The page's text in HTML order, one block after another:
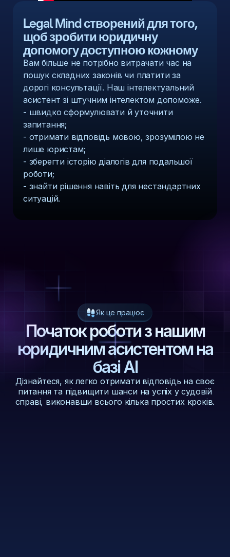
Legal Mind створений для того,
щоб зробити юридичну
допомогу доступною кожному
Вам більше не потрібно витрачати час на
пошук складних законів чи платити за
дорогі консультації. Наш інтелектуальний
асистент зі штучним інтелектом допоможе.
- швидко сформулювати й уточнити
запитання;
- отримати відповідь мовою, зрозумілою не
лише юристам;
- зберегти історію діалогів для подальшої
роботи;
- знайти рішення навіть для нестандартних
ситуацій.
Як це працює
Початок роботи з нашим
юридичним асистентом на
базі AI
Дізнайтеся, як легко отримати відповідь на своє
питання та підвищити шанси на успіх у судовій
справі, виконавши всього кілька простих кроків.